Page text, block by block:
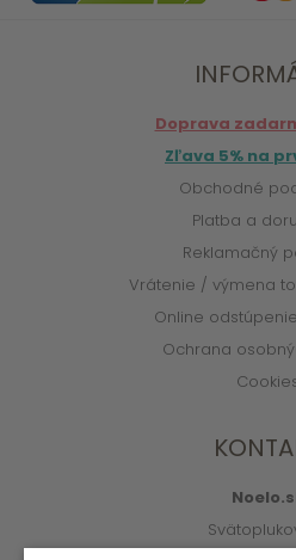
Doprava
Zľava 5% na
Obchodné
Platba a
Reklamačný
Vrátenie / výmena
Online
Ochrana